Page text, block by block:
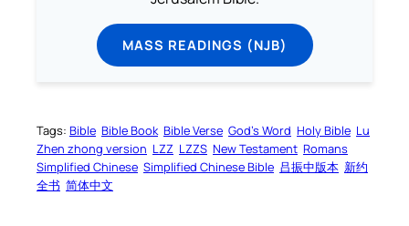
MASS READINGS (NJB)
Tags: Bible Bible Book Bible Verse God’s Word Holy Bible Lu
Zhen zhong version LZZ LZZS New Testament Romans
Simplified Chinese Simplified Chinese Bible 吕振中版本 新约
全书 简体中文